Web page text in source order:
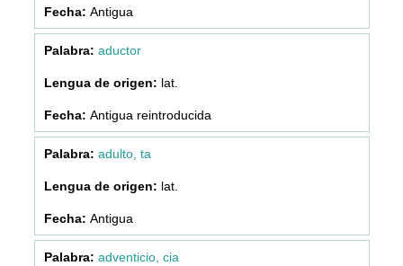
Antigua
aductor
lat.
Antigua reintroducida
adulto, ta
lat.
Antigua
adventicio, cia